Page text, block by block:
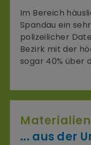
Im Bereich
Spandau ein
polizeilicher
Bezirk mit der
sogar 40% über
... aus der